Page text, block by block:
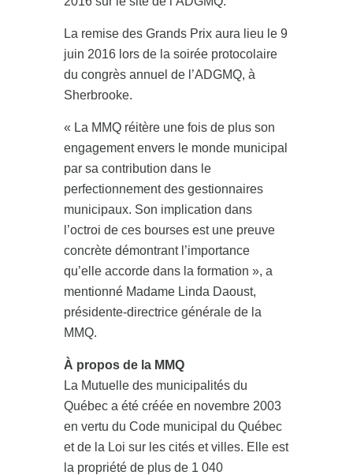
La remise des Grands Prix aura lieu le 9
juin 2016 lors de la soirée protocolaire
du congrès annuel de l’ADGMQ, à
Sherbrooke.
« La MMQ réitère une fois de plus son
engagement envers le monde municipal
par sa contribution dans le
perfectionnement des gestionnaires
municipaux. Son implication dans
l’octroi de ces bourses est une preuve
concrète démontrant l’importance
qu’elle accorde dans la formation », a
mentionné Madame Linda Daoust,
présidente-directrice générale de la
MMQ.
À propos de la MMQ
La Mutuelle des municipalités du
Québec a été créée en novembre 2003
en vertu du Code municipal du Québec
et de la Loi sur les cités et villes. Elle est
la propriété de plus de 1 040